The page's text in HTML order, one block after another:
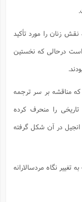
زنان را مورد تأکید
است درحالی که نخستین
مناقشه بر سر ترجمه
را منحرف کرده
در آن شکل گرفته
نگاه مردسالارانه